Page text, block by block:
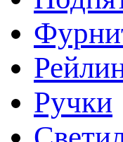
Ручки